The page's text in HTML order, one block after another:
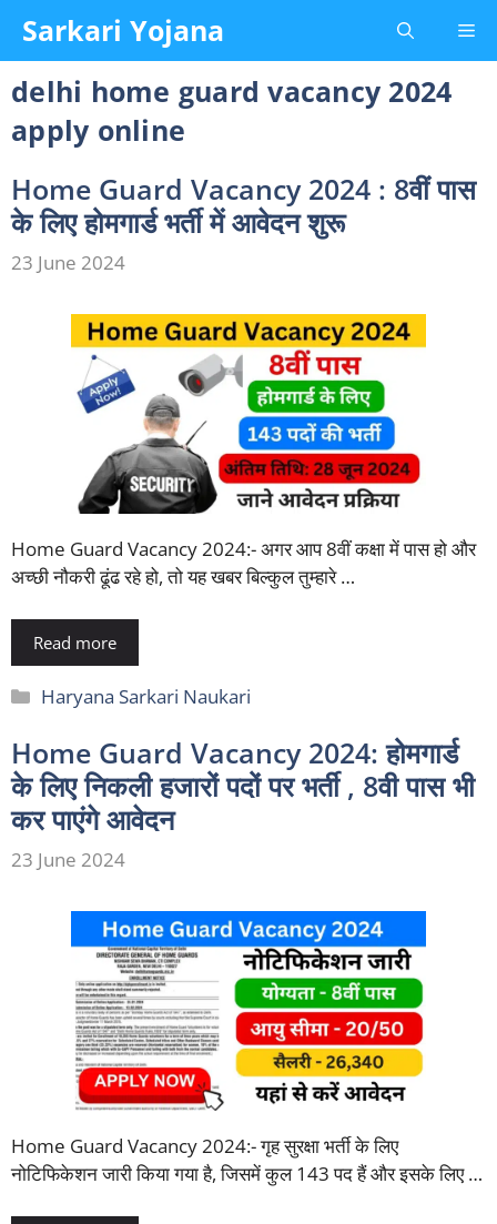
content
Sarkari Yojana
delhi home guard vacancy 2024
apply online
Home Guard Vacancy 2024 : 8वीं पास
के लिए होमगार्ड भर्ती में आवेदन शुरू
23 June 2024
Home Guard Vacancy 2024:- अगर आप 8वीं कक्षा में पास हो और
अच्छी नौकरी ढूंढ रहे हो, तो यह खबर बिल्कुल तुम्हारे …
Read more
Categories
Haryana Sarkari Naukari
Home Guard Vacancy 2024: होमगार्ड
के लिए निकली हजारों पदों पर भर्ती , 8वी पास भी
कर पाएंगे आवेदन
23 June 2024
Home Guard Vacancy 2024:- गृह सुरक्षा भर्ती के लिए
नोटिफिकेशन जारी किया गया है, जिसमें कुल 143 पद हैं और इसके लिए …